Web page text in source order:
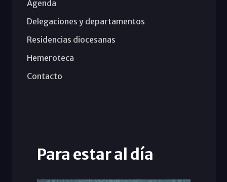
Agenda
Delegaciones y departamentos
Residencias diocesanas
Hemeroteca
Contacto
Para estar al día